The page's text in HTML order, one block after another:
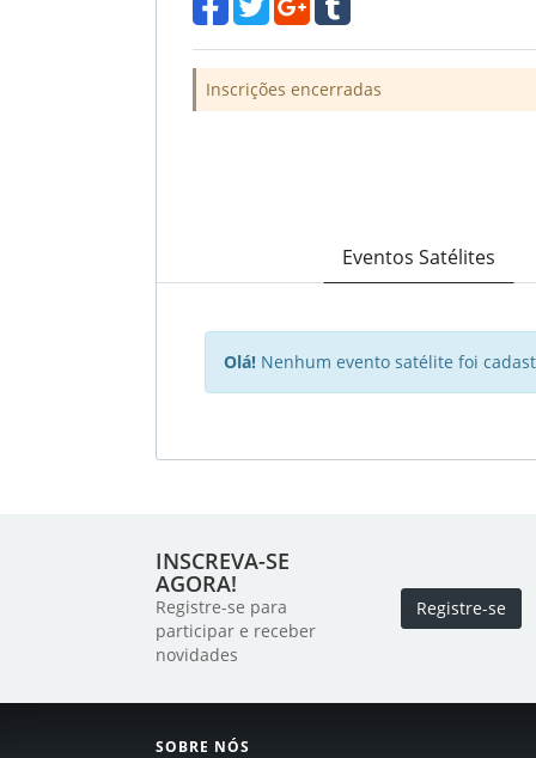
Inscrições encerradas
Eventos Satélites
Olá! Nenhum evento satélite foi
INSCREVA-SE
AGORA!
Registre-se para
participar e receber
novidades
Registre-se
SOBRE NÓS